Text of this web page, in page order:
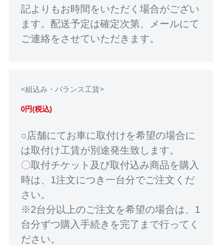
記よりもお時間をいただく場合がござい
ます。配送予定は確定次第、メールにて
ご連絡をさせていただきます。
<組込み・バランス工賃>
0円(税込)
○店舗にてお車に取付けを希望の場合に
は取付け工賃が別途発生致します。
〇取付チケット及び取付込み商品を購入
時は、1注文につき一台分でご注文くだ
さい。
※2台分以上のご注文を希望の場合は、1
台分ずつ購入手続きを完了まで行ってく
ださい。